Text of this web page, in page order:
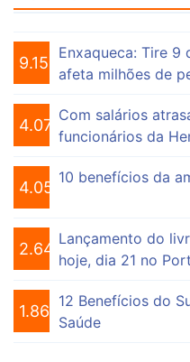
9.153
Enxaqueca: Tire 9
afeta milhões de
4.073
Com salários
funcionários da
4.055
10 benefícios da
2.646
Lançamento do
hoje, dia 21 no
1.863
12 Benefícios do
Saúde